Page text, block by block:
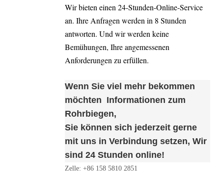
Wir bieten einen 24-Stunden-Online-Service
an. Ihre Anfragen werden in 8 Stunden
antworten. Und wir werden keine
Bemühungen, Ihre angemessenen
Anforderungen zu erfüllen.
Wenn Sie viel mehr bekommen
möchten Informationen zum
Rohrbiegen,
Sie können sich jederzeit gerne
mit uns in Verbindung setzen, Wir
sind 24 Stunden online!
Zelle: +86 158 5810 2851